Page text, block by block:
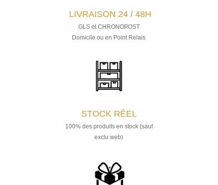
LIVRAISON 24 / 48H
GLS et CHRONOPOST
Domicile ou en Point Relais
STOCK RÉEL
100% des produits en stock (sauf
exclu web)